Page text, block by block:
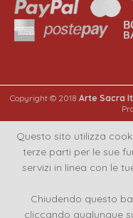
Copyright © 2018 Arte Sacra
Questo sito utilizza
terze parti per le sue
servizi in linea con le
Chiudendo questo
cliccando qualunque